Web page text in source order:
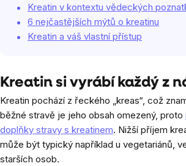
Kreatin v kontextu vědeckých
6 nejčastějších mýtů o kreatinu
Kreatin a váš vlastní přístup
Kreatin si vyrábí každý z
Kreatin pochází z řeckého „kreas“, což
běžné stravě je jeho obsah omezený, proto
doplňky stravy s kreatinem. Nižší příjem
může být typický například u vegetariánů,
starších osob.